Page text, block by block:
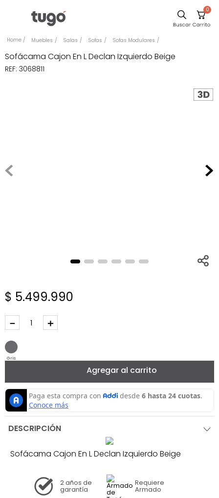
0
Muebles Salas Sofas Sofas Modulares
Sofácama Cajon En L Declan Izquierdo Beige
REF: 3068811
$ 5.499.990
＋
－
Gris
Agregar al carrito
DESCRIPCIÓN
Sofácama Cajon En L Declan Izquierdo Beige
2 años de
garantía
Requiere
Armado
Comedor
Escritorio
Sillas